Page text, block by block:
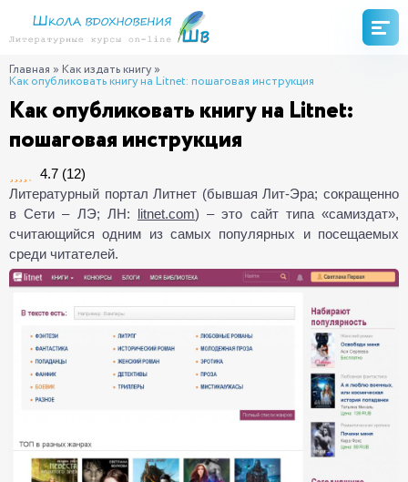
Главная » Как издать книгу »
Как опубликовать книгу на Litnet: пошаговая инструкция
Как опубликовать книгу на Litnet:
пошаговая инструкция
4.7 (12)
Литературный портал Литнет (бывшая Лит-Эра; сокращенно
в Сети – ЛЭ; ЛН: litnet.com) – это сайт типа «самиздат»,
считающийся одним из самых популярных и посещаемых
среди читателей.